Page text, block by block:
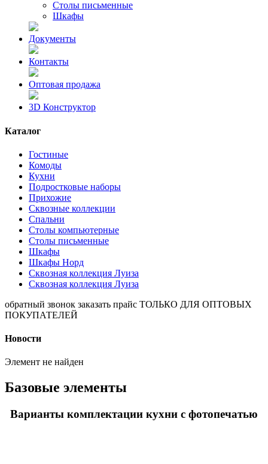
Столы письменные
Шкафы
Документы
Контакты
Оптовая продажа
3D Конструктор
Каталог
Гостиные
Комоды
Кухни
Подростковые наборы
Прихожие
Сквозные коллекции
Спальни
Столы компьютерные
Столы письменные
Шкафы
Шкафы Норд
Сквозная коллекция Луиза
Сквозная коллекция Луиза
обратный звонок заказать прайс ТОЛЬКО ДЛЯ ОПТОВЫХ
ПОКУПАТЕЛЕЙ
Новости
Элемент не найден
Базовые элементы
Варианты комплектации кухни с фотопечатью